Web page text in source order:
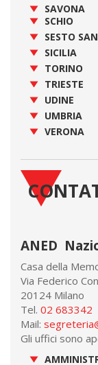
SAVONA
SCHIO
SESTO
SICILIA
TORINO
TRIESTE
UDINE
UMBRIA
VERONA
ANED
Casa della
Via Federico
20124 Milano
Tel. 02 683342
Mail:
Gli uffici sono